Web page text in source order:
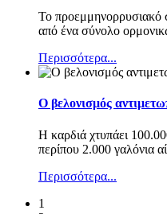
Το προεμμηνορρυσιακό
από ένα σύνολο
Περισσότερα...
Ο βελονισμός
Η καρδιά χτυπάει
περίπου 2.000 γαλόνια
Περισσότερα...
1